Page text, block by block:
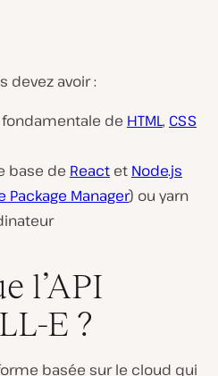
devez avoir :
de HTML, CSS
base de React et Node.js
Package Manager) ou yarn
l’API
E ?
basée sur le cloud qui